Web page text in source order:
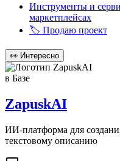
Инструменты и
маркетплейсах
🏷️ Продаю проект
👀 Интересно
в Базе
ZapuskAI
ИИ-платформа для
текстовому описанию